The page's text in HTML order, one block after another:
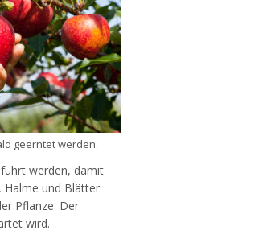
geerntet werden.
werden, damit
Halme und Blätter
Pflanze. Der
wird.